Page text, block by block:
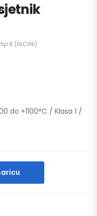
K (NiCrNi)
do +1100°C / Klasa 1 /